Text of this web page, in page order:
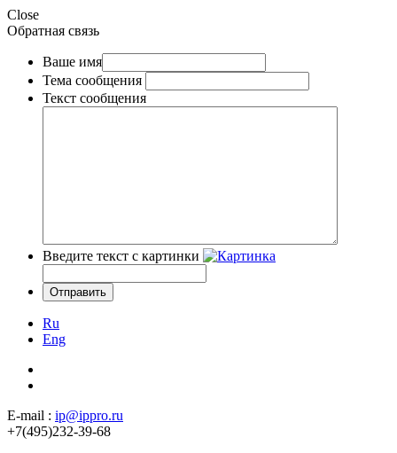
Close
Обратная связь
Ваше имя
Тема сообщения
Текст сообщения
Введите текст с картинки
Ru
Eng
E-mail : ip@ippro.ru
+7(495)232-39-68